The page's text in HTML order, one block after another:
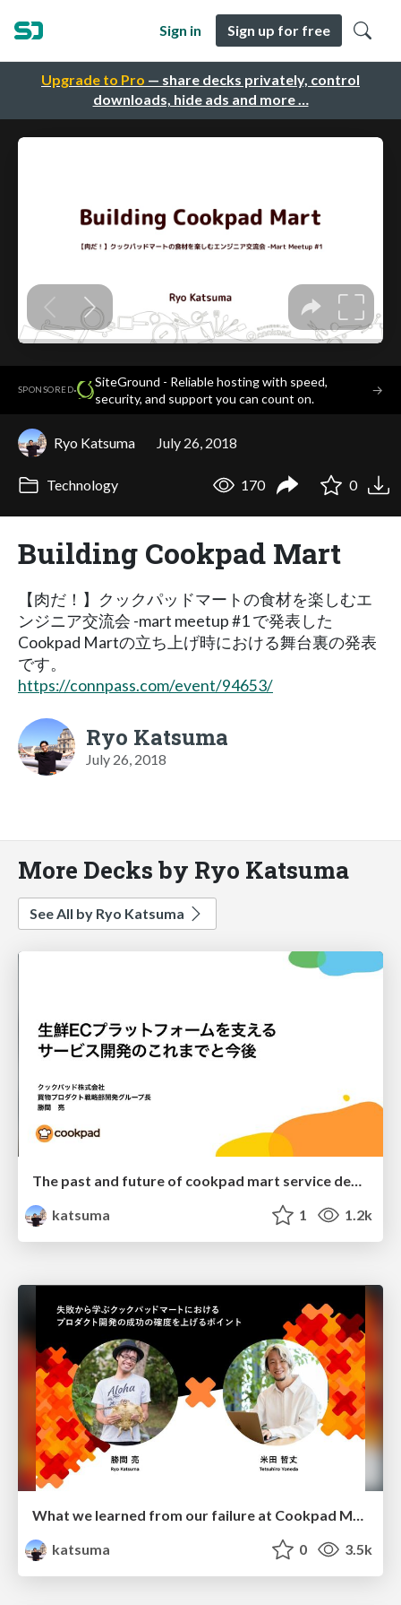
Upgrade to Pro — share decks privately, control
downloads, hide ads and more …
Sign in Sign up for free
SPONSORED·
SiteGround - Reliable hosting with speed,
security, and support you can count on.
→
Ryo Katsuma July 26, 2018
Technology 170 0
Building Cookpad Mart
【肉だ！】クックパッドマートの食材を楽しむエ
ンジニア交流会 -mart meetup #1 で発表した
Cookpad Martの立ち上げ時における舞台裏の発表
です。
https://connpass.com/event/94653/
Ryo Katsuma
July 26, 2018
More Decks by Ryo Katsuma
See All by Ryo Katsuma
The past and future of cookpad mart service development
katsuma
1 1.2k
katsuma
0 3.5k